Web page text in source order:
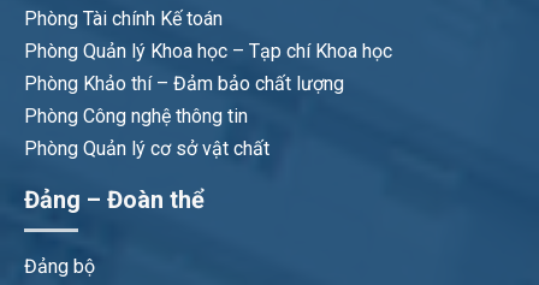
Phòng Tài chính Kế toán
Phòng Quản lý Khoa học – Tạp chí Khoa học
Phòng Khảo thí – Đảm bảo chất lượng
Phòng Công nghệ thông tin
Phòng Quản lý cơ sở vật chất
Đảng – Đoàn thể
Đảng bộ